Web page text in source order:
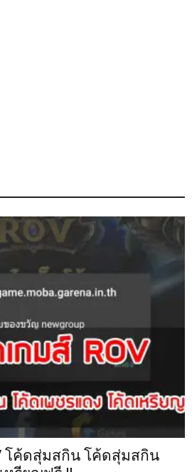
โค้ดสุ่มสกิน โค้ดสุ่มสกิน